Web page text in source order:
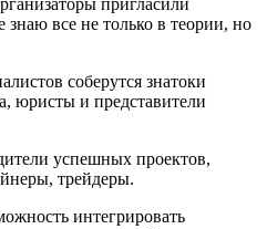
знаю все не только в теории, но
соберутся знатоки
юристы и представители
успешных проектов,
трейдеры.
интегрировать